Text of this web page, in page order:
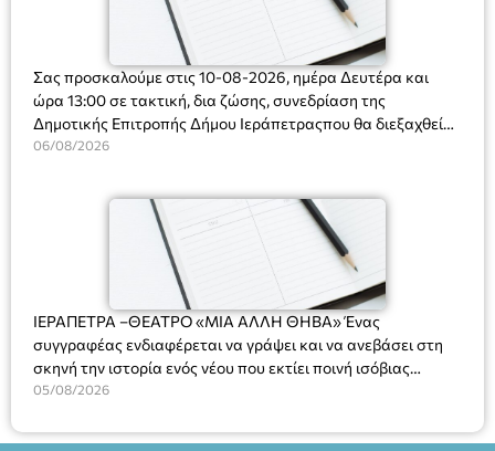
Σας προσκαλούμε στις 10-08-2026, ημέρα Δευτέρα και
ώρα 13:00 σε τακτική, δια ζώσης, συνεδρίαση της
Δημοτικής Επιτροπής Δήμου Ιεράπετραςπου θα διεξαχθεί
στο Δημοτικό Κατάστημα, Δημοκρατίας 31 στην αίθουσα
και λήψη αποφάσεων στα παρακάτω θέματα:
06/08/2026
ΙΕΡΑΠΕΤΡΑ –ΘΕΑΤΡΟ «ΜΙΑ ΑΛΛΗ ΘΗΒΑ» Ένας
συγγραφέας ενδιαφέρεται να γράψει και να ανεβάσει στη
σκηνή την ιστορία ενός νέου που εκτίει ποινή ισόβιας
κάθειρξης για πατροκτονία. Ένα πολυβραβευμένο έργο για
ασθένεια, τον ερωτισμό. Ένα έργο αινιγματικό, συγκινητικό,
05/08/2026